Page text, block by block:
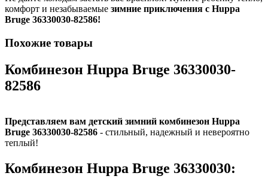
комфорт и незабываемые зимние приключения с Huppa
Bruge 36330030-82586!
Похожие товары
Комбинезон Huppa Bruge 36330030-
82586
Представляем вам детский зимний комбинезон Huppa
Bruge 36330030-82586 - стильный, надежный и невероятно
теплый!
Комбинезон Huppa Bruge 36330030: